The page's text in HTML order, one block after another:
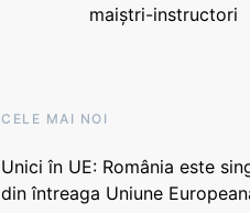
maiștri-instructori
CELE MAI NOI
Unici în UE: România este
din întreaga Uniune